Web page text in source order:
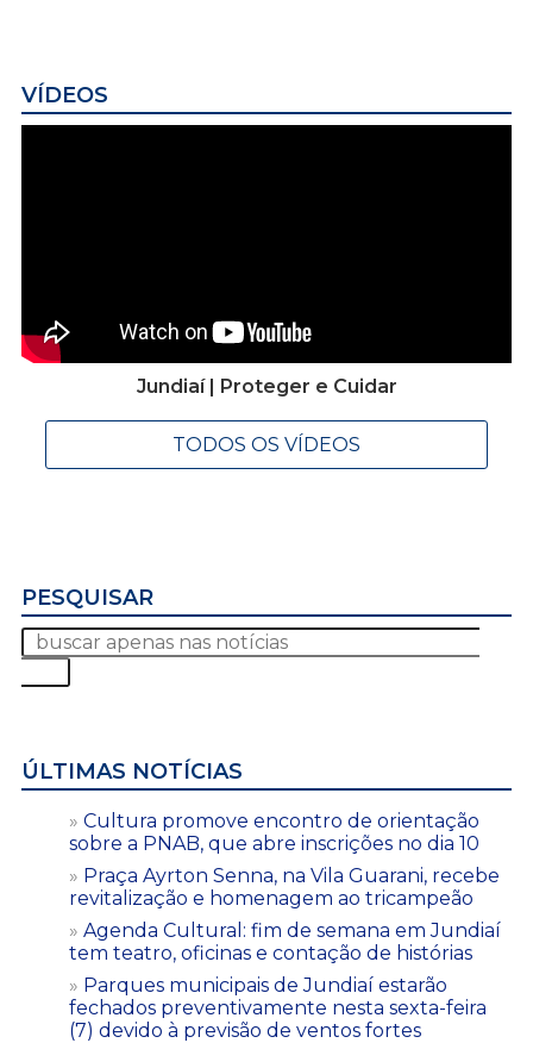
VÍDEOS
Jundiaí | Proteger e Cuidar
TODOS OS VÍDEOS
PESQUISAR
ÚLTIMAS NOTÍCIAS
Cultura promove encontro de orientação
sobre a PNAB, que abre inscrições no dia 10
Praça Ayrton Senna, na Vila Guarani, recebe
revitalização e homenagem ao tricampeão
Agenda Cultural: fim de semana em Jundiaí
tem teatro, oficinas e contação de histórias
Parques municipais de Jundiaí estarão
fechados preventivamente nesta sexta-feira
(7) devido à previsão de ventos fortes